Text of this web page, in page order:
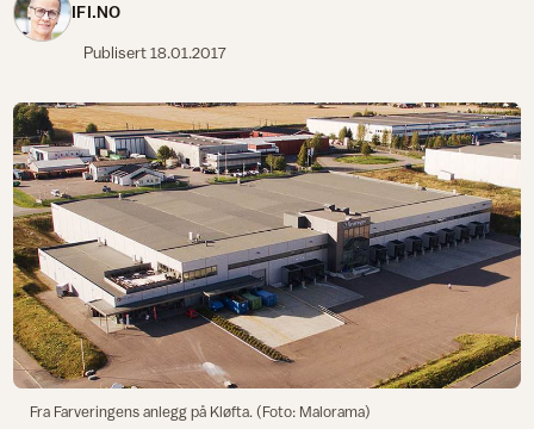
IFI.NO
Publisert18.01.2017
Fra Farveringens anlegg på Kløfta. (Foto: Malorama)